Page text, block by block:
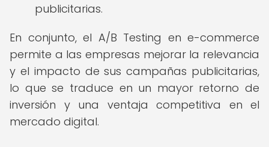
publicitarias.
En conjunto, el A/B Testing en e-commerce
permite a las empresas mejorar la relevancia
y el impacto de sus campañas publicitarias,
lo que se traduce en un mayor retorno de
inversión y una ventaja competitiva en el
mercado digital.